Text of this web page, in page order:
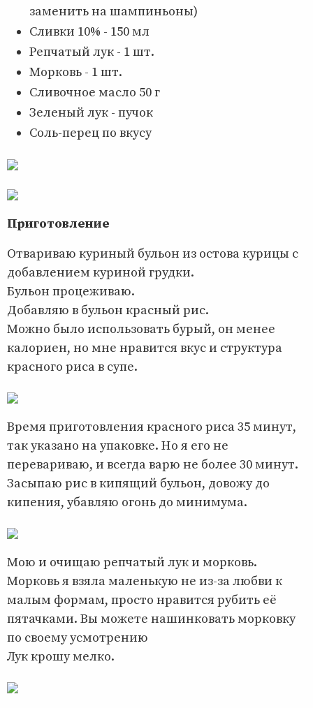
заменить на шампиньоны)
Сливки 10% - 150 мл
Репчатый лук - 1 шт.
Морковь - 1 шт.
Сливочное масло 50 г
Зеленый лук - пучок
Соль-перец по вкусу
Приготовление
Отвариваю куриный бульон из остова курицы с
добавлением куриной грудки.
Бульон процеживаю.
Добавляю в бульон красный рис.
Можно было использовать бурый, он менее
калориен, но мне нравится вкус и структура
красного риса в супе.
Время приготовления красного риса 35 минут,
так указано на упаковке. Но я его не
перевариваю, и всегда варю не более 30 минут.
Засыпаю рис в кипящий бульон, довожу до
кипения, убавляю огонь до минимума.
Мою и очищаю репчатый лук и морковь.
Морковь я взяла маленькую не из-за любви к
малым формам, просто нравится рубить её
пятачками. Вы можете нашинковать морковку
по своему усмотрению
Лук крошу мелко.